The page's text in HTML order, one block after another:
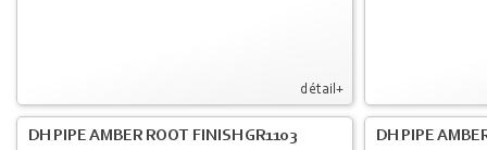
détail+
DH PIPE AMBER ROOT FINISH GR1103 DH PIPE